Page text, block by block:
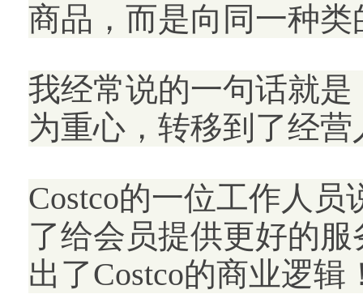
商品，而是向同一种
我经常说的一句话就
为重心，转移到了经
Costco的一位工作人
了给会员提供更好的
出了Costco的商业逻辑